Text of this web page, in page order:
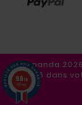
©Ananda
1986 dans
9.8/10
857 avis